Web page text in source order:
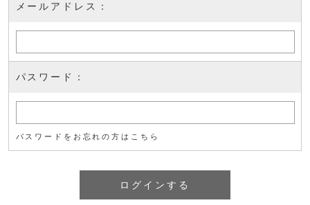
メールアドレス：
パスワード：
パスワードをお忘れの方はこちら